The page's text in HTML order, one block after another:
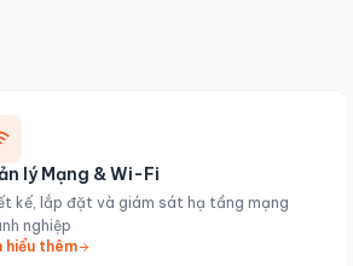
lý Mạng & Wi-Fi
kế, lắp đặt và giám sát hạ tầng mạng
nghiệp
hiểu thêm